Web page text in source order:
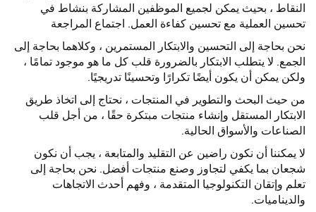
النقاط ، بحيث يمكن لجميع الموظفين المشاركة بنشاط في
تحسين العملية مع تحسين كفاءة العمل. اجتماع المراجعة
نحن بحاجة إلى التحسين والابتكار المستمرين ، وكلاهما بحاجة إلى
الجمع. لا يتطلب الابتكار بالضرورة قلب كل ما هو موجود تمامًا ،
ولكن يمكن أن يكون أيضًا تكرارًا وتحسينًا تدريجيًا.
من حيث البحث والتطوير في المنتجات ، نحتاج إلى اتخاذ طريق
الابتكار المستقل وإنشاء منتجات مبتكرة حقًا ، من أجل قلب
الصناعات والأسواق الحالية.
لا يمكننا أن نكون راضين عن التقليد والمتابعة ، يجب أن نكون
شجعان بما يكفي لتجاوز وصنع منتجات أفضل. نحن بحاجة إلى
تعلم وإتقان التكنولوجيا المتقدمة ، وفهم أحدث الاتجاهات
والديناميات.